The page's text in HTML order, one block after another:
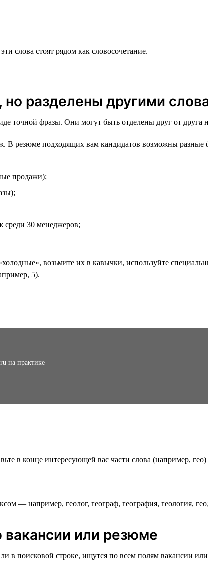
слова стоят рядом как словосочетание.
разделены другими
точной фразы. Они могут быть отделены друг от друга
резюме подходящих вам кандидатов возможны разные
продажи);
среди 30 менеджеров;
возьмите их в кавычки, используйте
5).
на практике
в конце интересующей вас части слова (например, гео)
— например, геолог, географ, география, геология,
вакансии или резюме
в поисковой строке, ищутся по всем полям вакансии